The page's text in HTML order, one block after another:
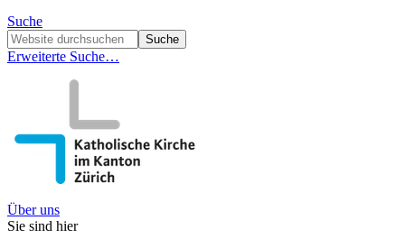
Suche
Erweiterte Suche…
Über uns
Sie sind hier